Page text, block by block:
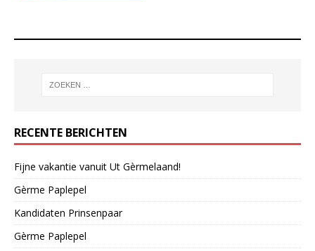
RECENTE BERICHTEN
Fijne vakantie vanuit Ut Gèrmelaand!
Gèrme Paplepel
Kandidaten Prinsenpaar
Gèrme Paplepel